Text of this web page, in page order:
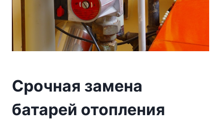
Срочная замена
батарей отопления